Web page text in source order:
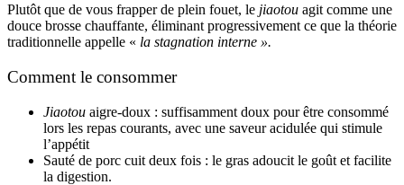
Plutôt que de vous frapper de plein fouet, le jiaotou agit comme une
douce brosse chauffante, éliminant progressivement ce que la théorie
traditionnelle appelle « la stagnation interne ».
Comment le consommer
Jiaotou aigre-doux : suffisamment doux pour être consommé
lors les repas courants, avec une saveur acidulée qui stimule
l’appétit
Sauté de porc cuit deux fois : le gras adoucit le goût et facilite
la digestion.